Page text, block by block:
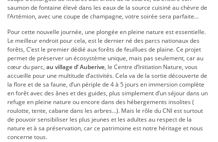
saumon de fontaine élevé dans les eaux de la source cuisiné au chèvre de
l’Artémion, avec une coupe de champagne, votre soirée sera parfaite…
Pour cette nouvelle journée, une plongée en pleine nature est essentielle.
Le meilleur endroit pour cela, est le dernier né des parcs nationaux des
forêts, C’est le premier dédié aux forêts de feuillues de plaine. Ce projet
permet de préserver un écosystème unique, mais pas seulement, car au
cœur du parc, au village d’ Auberive, le Centre d’Initiation Nature, vous
accueille pour une multitude d’activités. Cela va de la sortie découverte de
la flore et de sa faune, d’un périple de 4 à 5 jours en immersion complète
en forêt avec des ânes et des guides, plus simplement d’un séjour dans un
refuge en pleine nature ou encore dans des hébergements insolites (
roulotte, tente, cabane dans les arbres…). Mais le rôle du CNI est surtout
de pouvoir sensibiliser les plus jeunes et les adultes au respect de la
nature et à sa préservation, car ce patrimoine est notre héritage et nous
concerne tous.